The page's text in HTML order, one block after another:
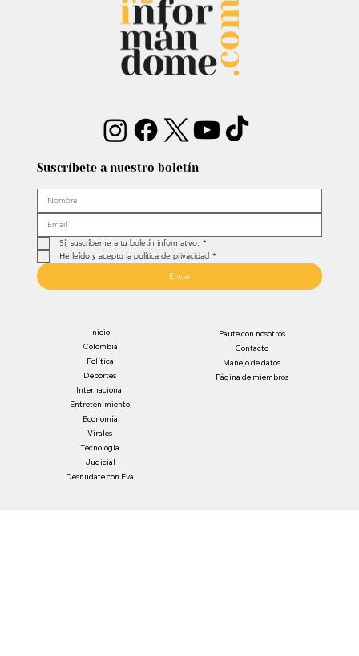
Atlántico como fórmula
vicepresidencial
Suscríbete a nuestro boletín
Sí, suscríbeme a tu boletín informativo. *
He leído y acepto la política de privacidad *
Enviar
Inicio
Colombia
Política
Deportes
Internacional
Entretenimiento
Economía
Virales
Tecnología
Judicial
Desnúdate con Eva
Paute con nosotros
Contacto
Manejo de datos
Página de miembros